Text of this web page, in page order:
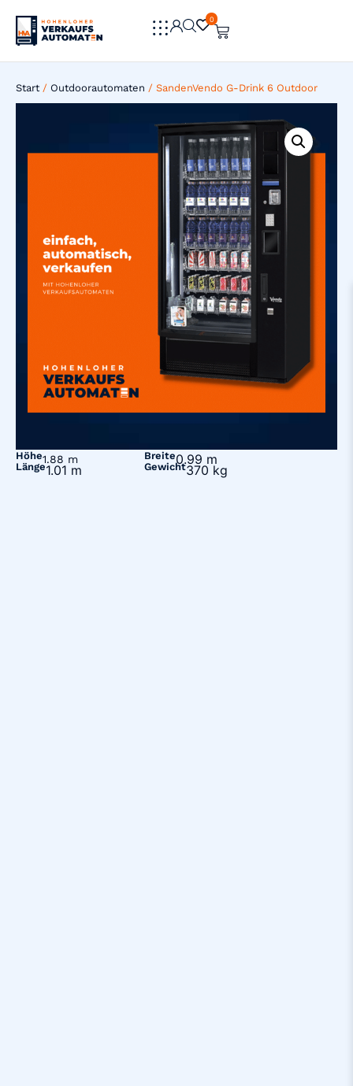
0
0
Start / Outdoorautomaten / SandenVendo G-Drink 6 Outdoor
Höhe1.88 m Breite0.99 m
Länge1.01 m Gewicht370 kg